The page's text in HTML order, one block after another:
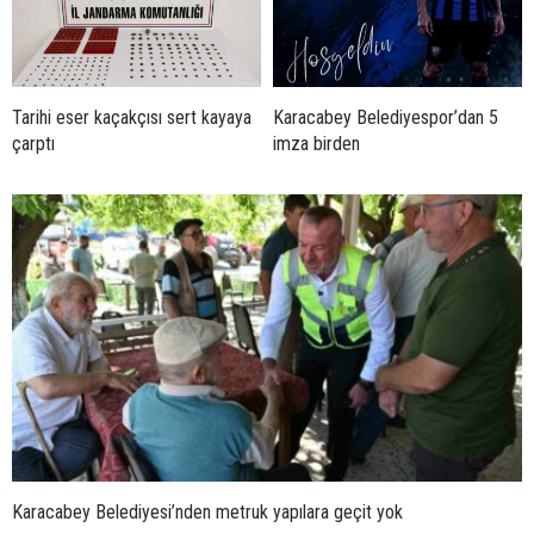
Tarihi eser kaçakçısı sert kayaya
çarptı
Karacabey Belediyespor’dan 5
imza birden
Karacabey Belediyesi’nden metruk yapılara geçit yok